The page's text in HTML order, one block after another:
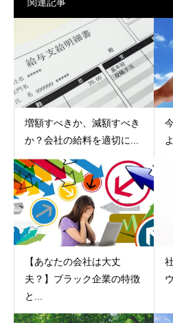
増額すべきか、減額すべき
か？会社の給料を適切に...
【あなたの会社は大丈
夫？】ブラック企業の特徴
と...